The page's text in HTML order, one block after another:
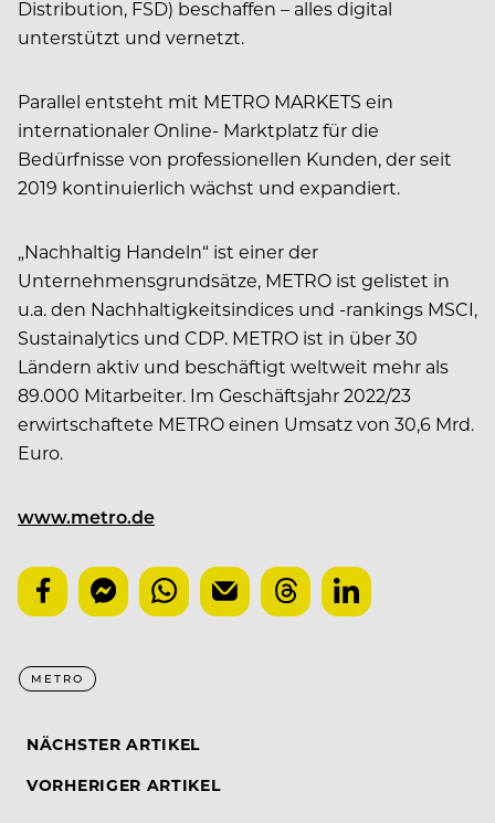
Distribution, FSD) beschaffen – alles digital
unterstützt und vernetzt.
Parallel entsteht mit METRO MARKETS ein
internationaler Online- Marktplatz für die
Bedürfnisse von professionellen Kunden, der seit
2019 kontinuierlich wächst und expandiert.
„Nachhaltig Handeln“ ist einer der
Unternehmensgrundsätze, METRO ist gelistet in
u.a. den Nachhaltigkeitsindices und -rankings MSCI,
Sustainalytics und CDP. METRO ist in über 30
Ländern aktiv und beschäftigt weltweit mehr als
89.000 Mitarbeiter. Im Geschäftsjahr 2022/23
erwirtschaftete METRO einen Umsatz von 30,6 Mrd.
Euro.
www.metro.de
METRO
NÄCHSTER ARTIKEL
VORHERIGER ARTIKEL